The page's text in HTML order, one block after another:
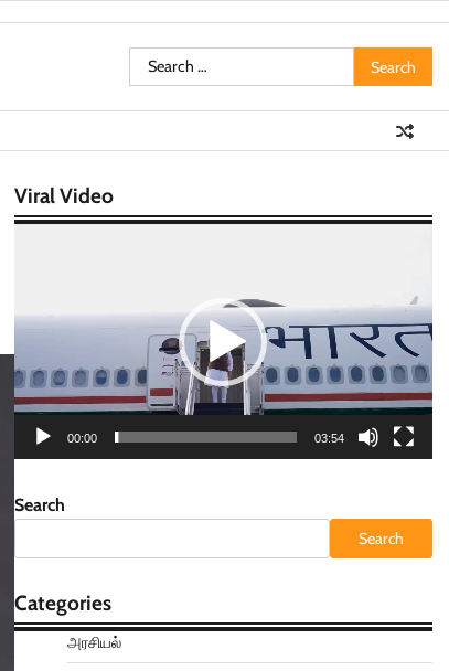
Search
for:
Viral Video
00:00 03:54
Search
Search
Categories
அரசியல்